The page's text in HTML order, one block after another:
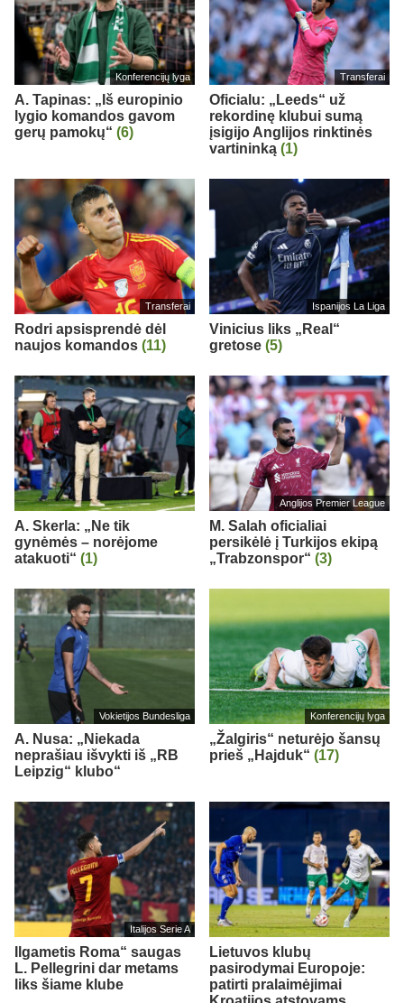
Konferencijų lyga
A. Tapinas: „Iš europinio
lygio komandos gavom
gerų pamokų“ (6)
Transferai
Oficialu: „Leeds“ už
rekordinę klubui sumą
įsigijo Anglijos rinktinės
vartininką (1)
Transferai
Rodri apsisprendė dėl
naujos komandos (11)
Ispanijos La Liga
Vinicius liks „Real“
gretose (5)
A. Skerla: „Ne tik
gynėmės – norėjome
atakuoti“ (1)
Anglijos Premier League
M. Salah oficialiai
persikėlė į Turkijos ekipą
„Trabzonspor“ (3)
Vokietijos Bundesliga
A. Nusa: „Niekada
neprašiau išvykti iš „RB
Leipzig“ klubo“
Konferencijų lyga
„Žalgiris“ neturėjo šansų
prieš „Hajduk“ (17)
Italijos Serie A
Ilgametis Roma“ saugas
L. Pellegrini dar metams
liks šiame klube
Lietuvos klubų
pasirodymai Europoje:
patirti pralaimėjimai